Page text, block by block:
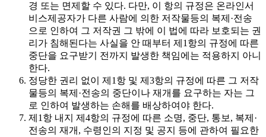
경 또는 면제할 수 있다. 다만, 이 항의 규정은 온라인서
비스제공자가 다른 사람에 의한 저작물등의 복제·전송
으로 인하여 그 저작권 그 밖에 이 법에 따라 보호되는 권
리가 침해된다는 사실을 안 때부터 제1항의 규정에 따른
중단을 요구받기 전까지 발생한 책임에는 적용하지 아니
한다.
정당한 권리 없이 제1항 및 제3항의 규정에 따른 그 저작
물등의 복제·전송의 중단이나 재개를 요구하는 자는 그
로 인하여 발생하는 손해를 배상하여야 한다.
제1항 내지 제4항의 규정에 따른 소명, 중단, 통보, 복제·
전송의 재개, 수령인의 지정 및 공지 등에 관하여 필요한